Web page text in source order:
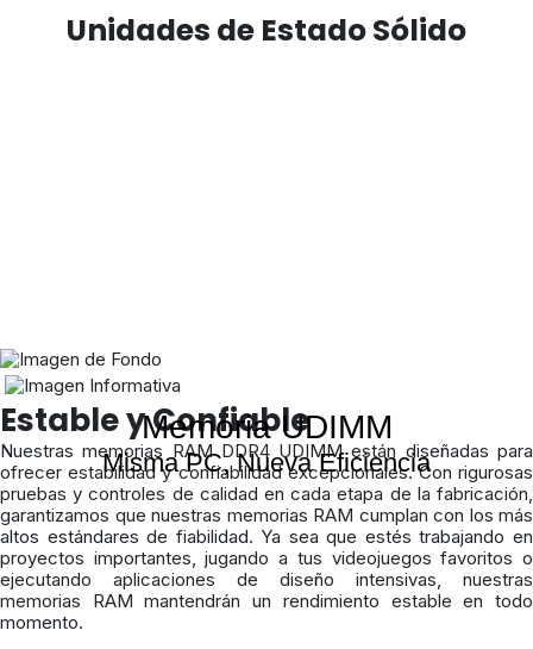
Unidades de Estado Sólido
Memoria UDIMM
Misma PC, Nueva Eficiencia
Estable y Confiable
Nuestras memorias RAM DDR4 UDIMM están diseñadas para
ofrecer estabilidad y confiabilidad excepcionales. Con rigurosas
pruebas y controles de calidad en cada etapa de la fabricación,
garantizamos que nuestras memorias RAM cumplan con los más
altos estándares de fiabilidad. Ya sea que estés trabajando en
proyectos importantes, jugando a tus videojuegos favoritos o
ejecutando aplicaciones de diseño intensivas, nuestras
memorias RAM mantendrán un rendimiento estable en todo
momento.